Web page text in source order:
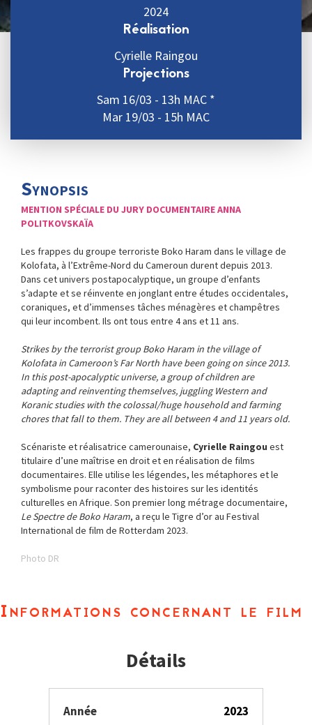
2024
Réalisation
Cyrielle Raingou
Projections
Sam 16/03 - 13h MAC *
Mar 19/03 - 15h MAC
Synopsis
MENTION SPÉCIALE DU JURY DOCUMENTAIRE ANNA
POLITKOVSKAÏA
Les frappes du groupe terroriste Boko Haram dans le village de
Kolofata, à l’Extrême-Nord du Cameroun durent depuis 2013.
Dans cet univers postapocalyptique, un groupe d’enfants
s’adapte et se réinvente en jonglant entre études occidentales,
coraniques, et d’immenses tâches ménagères et champêtres
qui leur incombent. Ils ont tous entre 4 ans et 11 ans.
Strikes by the terrorist group Boko Haram in the village of
Kolofata in Cameroon’s Far North have been going on since 2013.
In this post-apocalyptic universe, a group of children are
adapting and reinventing themselves, juggling Western and
Koranic studies with the colossal/huge household and farming
chores that fall to them. They are all between 4 and 11 years old.
Scénariste et réalisatrice camerounaise, Cyrielle Raingou est
titulaire d’une maîtrise en droit et en réalisation de films
documentaires. Elle utilise les légendes, les métaphores et le
symbolisme pour raconter des histoires sur les identités
culturelles en Afrique. Son premier long métrage documentaire,
Le Spectre de Boko Haram, a reçu le Tigre d’or au Festival
International de film de Rotterdam 2023.
Photo DR
Informations concernant le film
Détails
Année 2023